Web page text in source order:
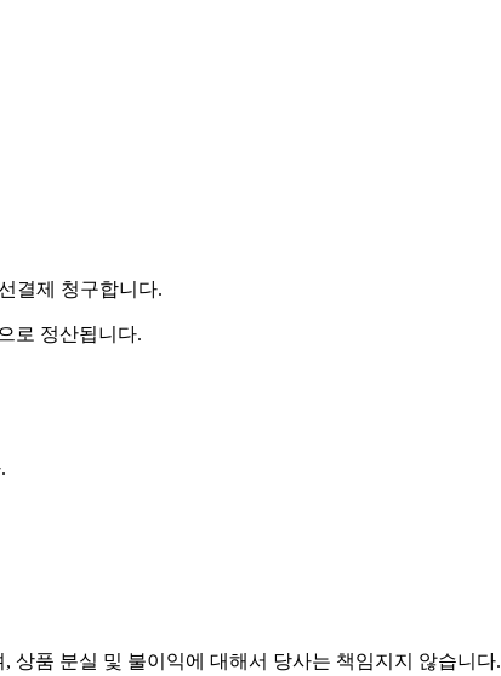
결제 청구합니다.
로 정산됩니다.
품 분실 및 불이익에 대해서 당사는 책임지지 않습니다.